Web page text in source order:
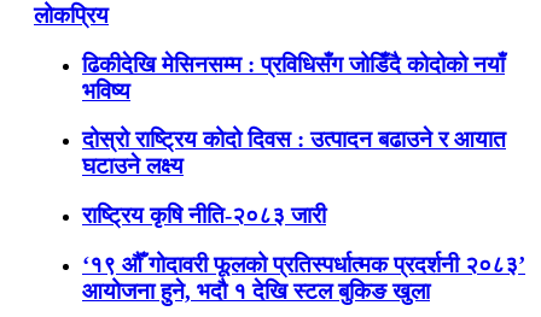
लोकप्रिय
ढिकीदेखि मेसिनसम्म : प्रविधिसँग जोडिँदै कोदोको नयाँ
भविष्य
दोस्रो राष्ट्रिय कोदो दिवस : उत्पादन बढाउने र आयात
घटाउने लक्ष्य
राष्ट्रिय कृषि नीति-२०८३ जारी
‘१९ औँ गोदावरी फूलको प्रतिस्पर्धात्मक प्रदर्शनी २०८३’
आयोजना हुने, भदौ १ देखि स्टल बुकिङ खुला